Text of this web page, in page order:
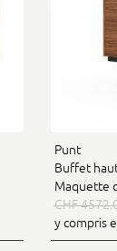
Punt
Buffet
Maquette
CHF
y compris